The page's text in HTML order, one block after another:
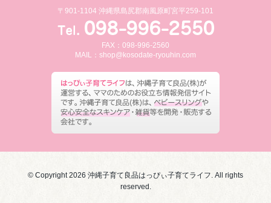
〒901-1104 沖縄県島尻郡南風原町宮平259-101
FAX：098-996-2560
MAIL： shop@kosodate-ryouhin.com
© Copyright 2026 沖縄子育て良品はっぴぃ子育てライフ. All rights
reserved.